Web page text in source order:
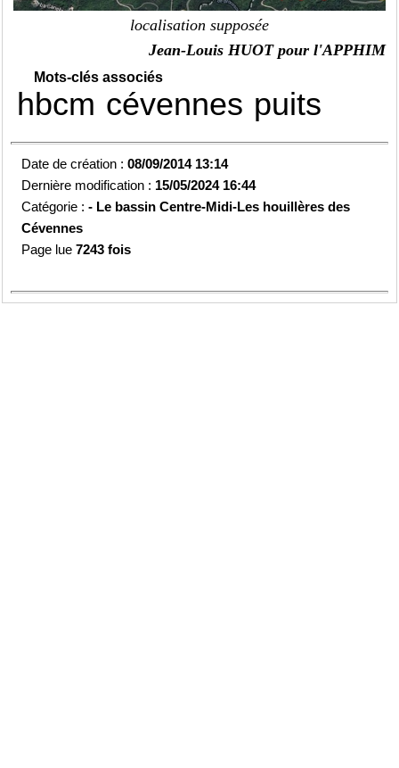
localisation supposée
Jean-Louis HUOT pour l'APPHIM
Mots-clés associés
hbcm cévennes puits
Date de création :08/09/2014 13:14
Dernière modification : 15/05/2024 16:44
Catégorie :- Le bassin Centre-Midi-Les houillères des
Cévennes
Page lue7243 fois